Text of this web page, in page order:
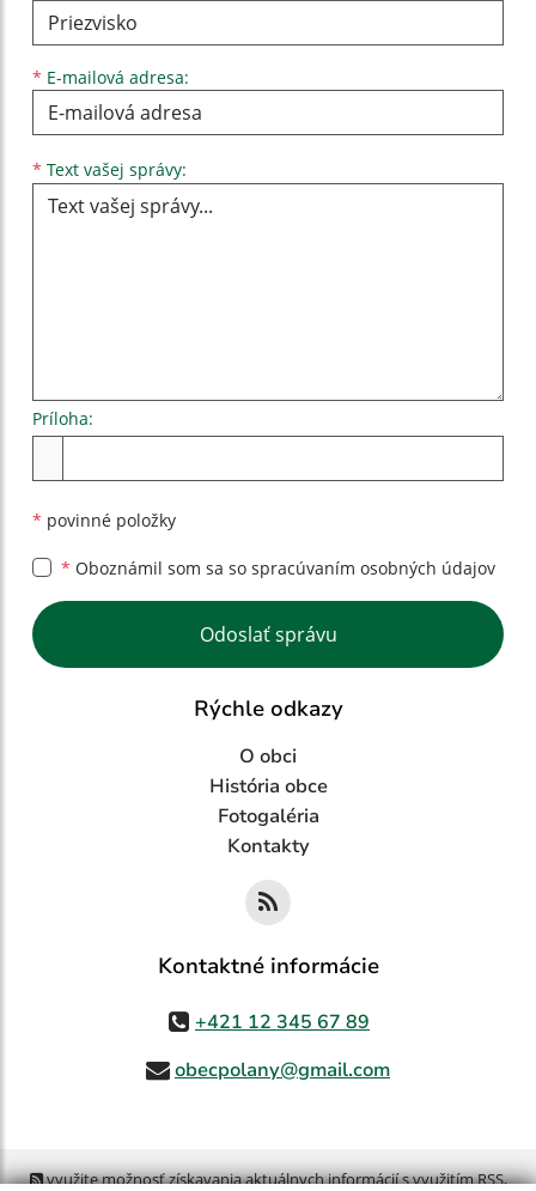
* E-mailová adresa:
* Text vašej správy:
Príloha:
* povinné položky
* Oboznámil som sa so spracúvaním osobných údajov
Google reCaptcha Response
Odoslať správu
Rýchle odkazy
O obci
História obce
Fotogaléria
Kontakty
Kontaktné informácie
+421 12 345 67 89
obecpolany@gmail.com
využite možnosť získavania aktuálnych informácií s využitím RSS,